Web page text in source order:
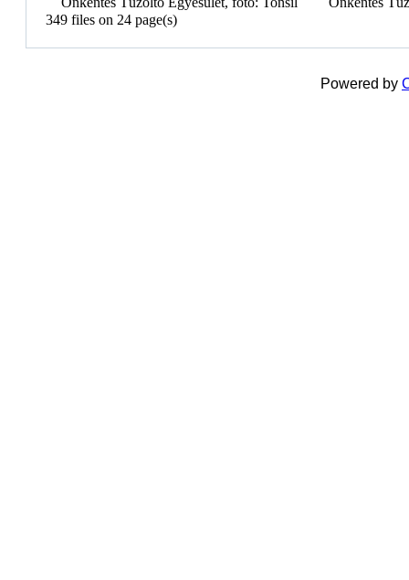
349 files on 24 page(s)
Powered by